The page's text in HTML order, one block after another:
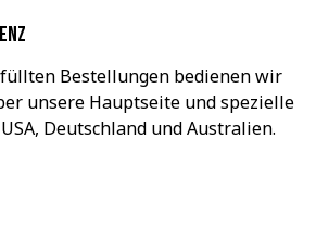
Bestellungen bedienen wir
unsere Hauptseite und spezielle
Deutschland und Australien.